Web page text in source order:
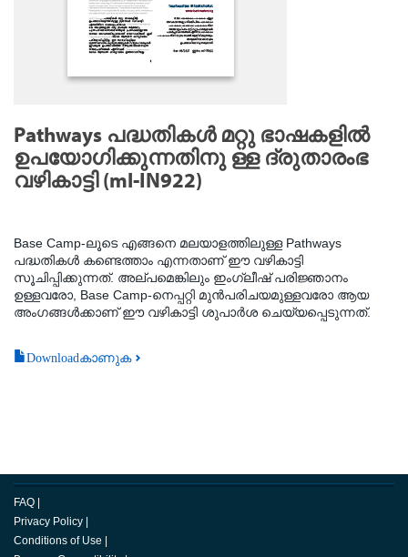
Pathways പദ്ധതികൾ മറ്റു ഭാഷകളിൽ
ഉപയോഗിക്കുന്നതിനു ള്ള ദ്രുതാരംഭ
വഴികാട്ടി (ml-IN922)
Base Camp-ലൂടെ എങ്ങനെ മലയാളത്തിലുള്ള Pathways
പദ്ധതികൾ കണ്ടെത്താം എന്നതാണ് ഈ വഴികാട്ടി
സൂചിപ്പിക്കുന്നത്. അല്പമെങ്കിലും ഇംഗ്ലീഷ് പരിജ്ഞാനം
ഉള്ളവരോ, Base Camp-നെപ്പറ്റി മുൻപരിചയമുള്ളവരോ ആയ
അംഗങ്ങൾക്കാണ് ഈ വഴികാട്ടി ശുപാർശ ചെയ്യപ്പെടുന്നത്.
Downloadകാണുക
FAQ
Privacy Policy
Conditions of Use